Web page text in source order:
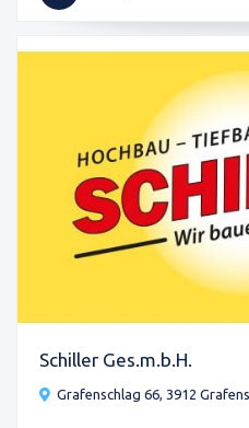
Schiller Ges.m.b.H.
Grafenschlag 66, 3912